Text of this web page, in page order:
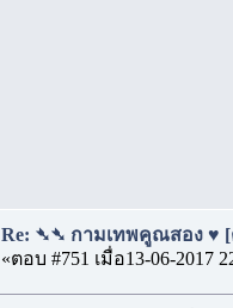
Re: ➴➴ กามเทพคูณสอง ♥ [
«ตอบ #751 เมื่อ13-06-2017